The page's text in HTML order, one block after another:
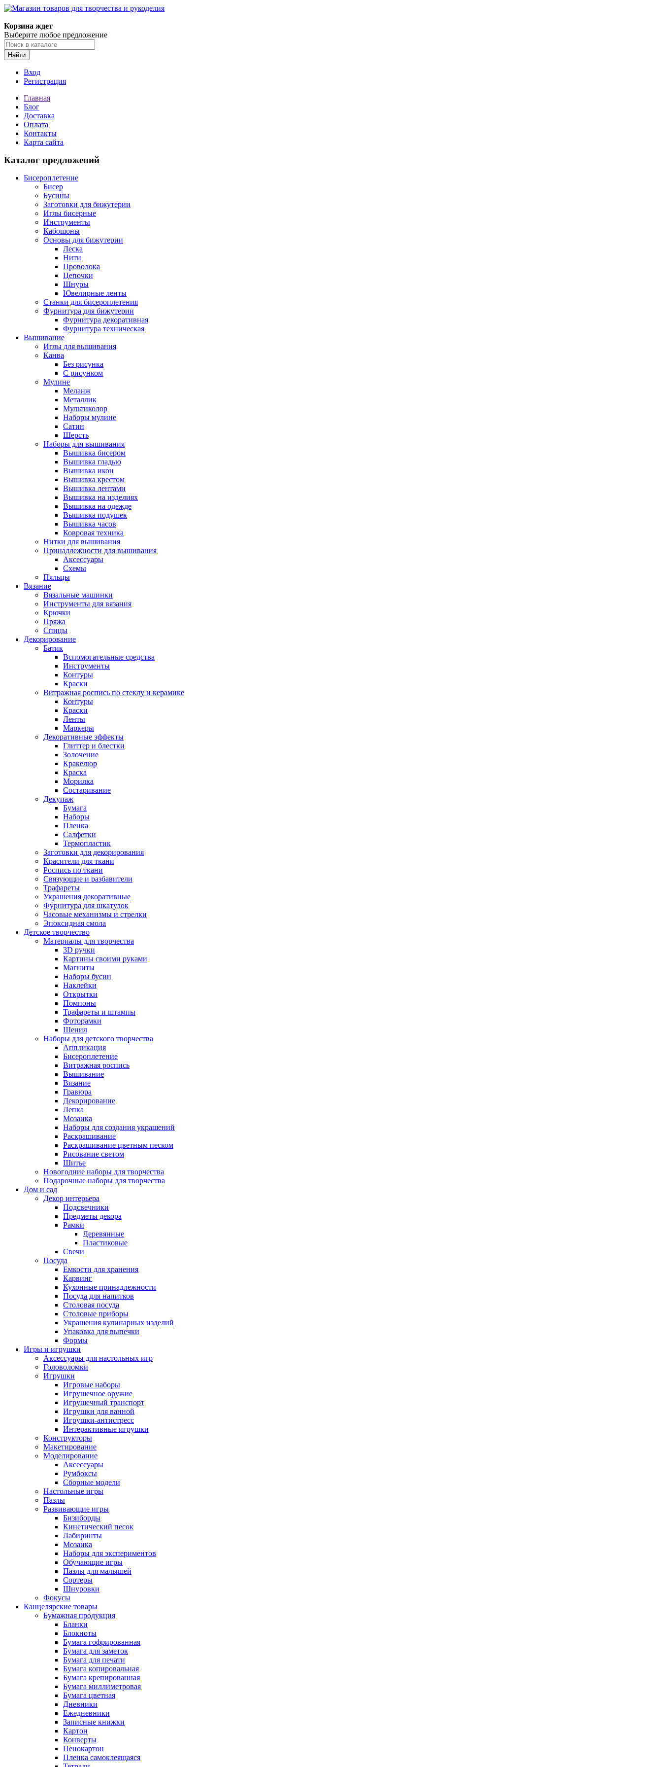
Корзина ждет
Выберите любое предложение
Найти
Вход
Регистрация
Главная
Блог
Доставка
Оплата
Контакты
Карта сайта
Каталог предложений
Бисероплетение
Бисер
Бусины
Заготовки для бижутерии
Иглы бисерные
Инструменты
Кабошоны
Основы для бижутерии
Леска
Нити
Проволока
Цепочки
Шнуры
Ювелирные ленты
Станки для бисероплетения
Фурнитура для бижутерии
Фурнитура декоративная
Фурнитура техническая
Вышивание
Иглы для вышивания
Канва
Без рисунка
С рисунком
Мулине
Меланж
Металлик
Мультиколор
Наборы мулине
Сатин
Шерсть
Наборы для вышивания
Вышивка бисером
Вышивка гладью
Вышивка икон
Вышивка крестом
Вышивка лентами
Вышивка на изделиях
Вышивка на одежде
Вышивка подушек
Вышивка часов
Ковровая техника
Нитки для вышивания
Принадлежности для вышивания
Аксессуары
Схемы
Пяльцы
Вязание
Вязальные машинки
Инструменты для вязания
Крючки
Пряжа
Спицы
Декорирование
Батик
Вспомогательные средства
Инструменты
Контуры
Краски
Витражная роспись по стеклу и керамике
Контуры
Краски
Ленты
Маркеры
Декоративные эффекты
Глиттер и блестки
Золочение
Кракелюр
Краска
Морилка
Состаривание
Декупаж
Бумага
Наборы
Пленка
Салфетки
Термопластик
Заготовки для декорирования
Красители для ткани
Роспись по ткани
Связующие и разбавители
Трафареты
Украшения декоративные
Фурнитура для шкатулок
Часовые механизмы и стрелки
Эпоксидная смола
Детское творчество
Материалы для творчества
3D ручки
Картины своими руками
Магниты
Наборы бусин
Наклейки
Открытки
Помпоны
Трафареты и штампы
Фоторамки
Шенил
Наборы для детского творчества
Аппликация
Бисероплетение
Витражная роспись
Вышивание
Вязание
Гравюра
Декорирование
Лепка
Мозаика
Наборы для создания украшений
Раскрашивание
Раскрашивание цветным песком
Рисование светом
Шитье
Новогодние наборы для творчества
Подарочные наборы для творчества
Дом и сад
Декор интерьера
Подсвечники
Предметы декора
Рамки
Деревянные
Пластиковые
Свечи
Посуда
Емкости для хранения
Карвинг
Кухонные принадлежности
Посуда для напитков
Столовая посуда
Столовые приборы
Украшения кулинарных изделий
Упаковка для выпечки
Формы
Игры и игрушки
Аксессуары для настольных игр
Головоломки
Игрушки
Игровые наборы
Игрушечное оружие
Игрушечный транспорт
Игрушки для ванной
Игрушки-антистресс
Интерактивные игрушки
Конструкторы
Макетирование
Моделирование
Аксессуары
Румбоксы
Сборные модели
Настольные игры
Пазлы
Развивающие игры
Бизиборды
Кинетический песок
Лабиринты
Мозаика
Наборы для экспериментов
Обучающие игры
Пазлы для малышей
Сортеры
Шнуровки
Фокусы
Канцелярские товары
Бумажная продукция
Бланки
Блокноты
Бумага гофрированная
Бумага для заметок
Бумага для печати
Бумага копировальная
Бумага крепированная
Бумага миллиметровая
Бумага цветная
Дневники
Ежедневники
Записные книжки
Картон
Конверты
Пенокартон
Пленка самоклеящаяся